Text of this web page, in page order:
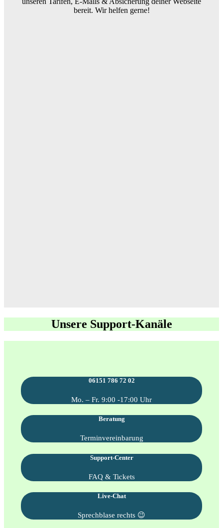
bereit. Wir helfen gerne!
Unsere Support-Kanäle
06151 786 72 02
Mo. – Fr. 9:00 -17:00 Uhr
Beratung
Terminvereinbarung
Support-Center
FAQ & Tickets
Live-Chat
Sprechblase rechts 😉